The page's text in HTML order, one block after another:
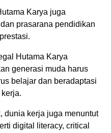
Karya juga
prasarana pendidikan
Hutama Karya
generasi muda harus
belajar dan beradaptasi
dunia kerja juga menuntut
digital literacy, critical